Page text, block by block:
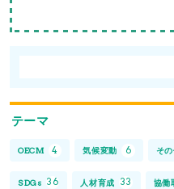
テーマ
OECM 4 気候変動 6 そ
SDGs 36 人材育成 33 協働